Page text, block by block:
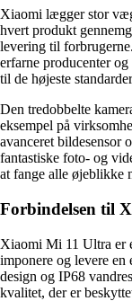
Xiaomi lægger stor
hvert produkt
levering til
erfarne producenter
til de højeste
Den tredobbelte
eksempel på
avanceret bildesensor
fantastiske foto- og
at fange alle øjeblikke
Forbindelsen til
Xiaomi Mi 11 Ultra er
imponere og levere en
design og IP68
kvalitet, der er